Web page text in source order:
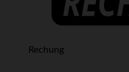
Rechung